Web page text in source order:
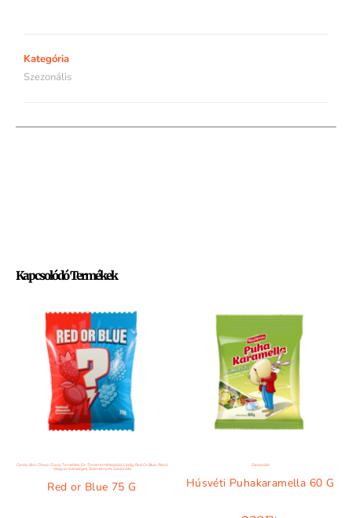
Kapcsolódó Termékek
Candy Bon,Choco,Choco Termékek,Dr. Torok termékcsalád,Lédig,Red Or Blue,Retró
magyar édességek,Sütemények,Szezonális
Red or Blue 75 G
Szezonális
Húsvéti Puhakaramella 60 G
Kategória
Szezonális